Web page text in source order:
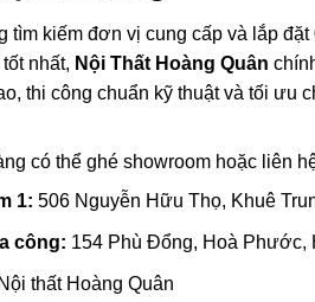
tìm kiếm đơn vị cung cấp và lắp đặt
nhất, Nội Thất Hoàng Quân
thi công chuẩn kỹ thuật và tối ưu
có thể ghé showroom hoặc liên
1: 506 Nguyễn Hữu Thọ, Khuê
công: 154 Phù Đổng, Hoà Phước,
Nội thất Hoàng Quân